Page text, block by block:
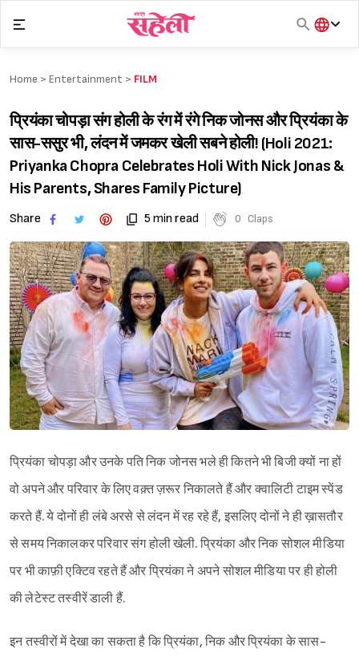
content
हिंदी
Home > Entertainment > FILM
प्रियंका चोपड़ा संग होली के रंग में रंगे निक जोनस और प्रियंका के
सास-ससुर भी, लंदन में जमकर खेली सबने होली! (Holi 2021:
Priyanka Chopra Celebrates Holi With Nick Jonas &
His Parents, Shares Family Picture)
Share 5 min read 0 Claps
प्रियंका चोपड़ा और उनके पति निक जोनस भले ही कितने भी बिजी क्यों ना हों
वो अपने और परिवार के लिए वक़्त ज़रूर निकालते हैं और क्वालिटी टाइम स्पेंड
करते हैं. ये दोनों ही लंबे अरसे से लंदन में रह रहे हैं, इसलिए दोनों ने ही ख़ासतौर
से समय निकालकर परिवार संग होली खेली. प्रियंका और निक सोशल मीडिया
पर भी काफ़ी एक्टिव रहते हैं और प्रियंका ने अपने सोशल मीडिया पर ही होली
की लेटेस्ट तस्वीरें डाली हैं.
इन तस्वीरों में देखा का सकता है कि प्रियंका, निक और प्रियंका के सास-